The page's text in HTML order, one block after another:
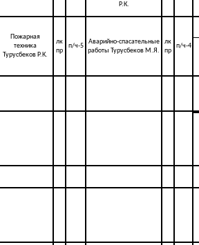
Р.К.
Пожарная
техника
Турусбеков Р.К.
лк
пр
п/ч-5
Аварийно-спасательные
работы Турусбеков М.Я.
лк
пр
п/ч-4